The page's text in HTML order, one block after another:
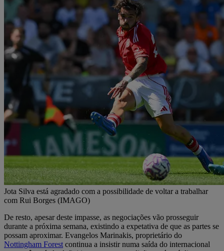
Jota Silva está agradado com a possibilidade de voltar a trabalhar
com Rui Borges (IMAGO)
De resto, apesar deste impasse, as negociações vão prosseguir
durante a próxima semana, existindo a expetativa de que as partes se
possam aproximar. Evangelos Marinakis, proprietário do
Nottingham Forest continua a insistir numa saída do internacional